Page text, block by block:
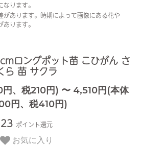
ります。
があります。時期によって画像にある花や
ります。
ロングポット苗 こひがん さ
ら 苗 サクラ
、税210円) 〜 4,510円(本体
円、税410円)
23 ポイント還元
お気に入り